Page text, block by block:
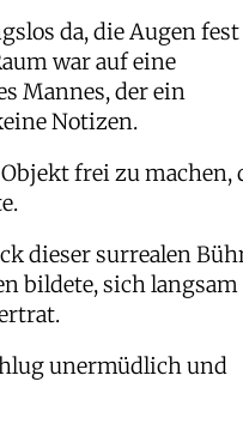
da, die Augen
war auf eine
Mannes, der ein
Notizen.
frei zu machen,
dieser surrealen
bildete, sich langsam
unermüdlich und